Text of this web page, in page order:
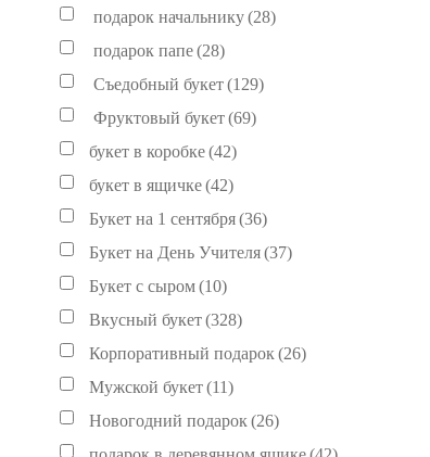
подарок начальнику(28)
подарок папе(28)
Съедобный букет(129)
Фруктовый букет(69)
букет в коробке(42)
букет в ящичке(42)
Букет на 1 сентября(36)
Букет на День Учителя(37)
Букет с сыром(10)
Вкусный букет(328)
Корпоративный подарок (26)
Мужской букет(11)
Новогодний подарок (26)